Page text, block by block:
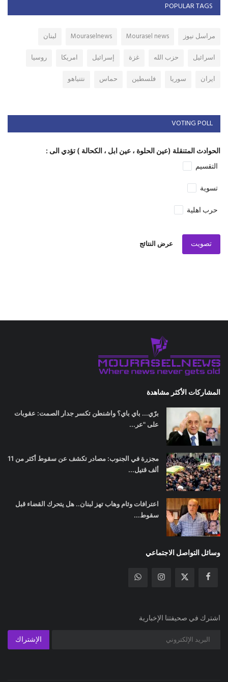
POPULAR TAGS
مراسل نيوز Mourasel news
Mouraselnews
لبنان
اسرائيل
حزب الله غزة إسرائيل امريكا
روسيا
ايران
سوريا فلسطين حماس نتنياهو
VOTING POLL
الحوادث المتنقلة (عين الحلوة ، عين ابل ، الكحالة ) تؤدي الى :
التقسيم
تسوية
حرب اهلية
تصويت عرض النتائج
المشاركات الأكثر مشاهدة
برّي... باي باي؟ واشنطن تكسر جدار الصمت: عقوبات
على "عر...
مجزرة في الجنوب: مصادر تكشف عن سقوط أكثر من 11
ألف قتيل...
اعترافات وئام وهاب تهز لبنان.. هل يتحرك القضاء قبل
سقوط...
وسائل التواصل الاجتماعي
اشترك في صحيفتنا الإخبارية
الإشتراك